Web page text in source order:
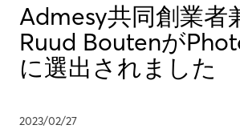
Admesy共同創業者
Ruud Boutenが
に選出されました
2023/02/27